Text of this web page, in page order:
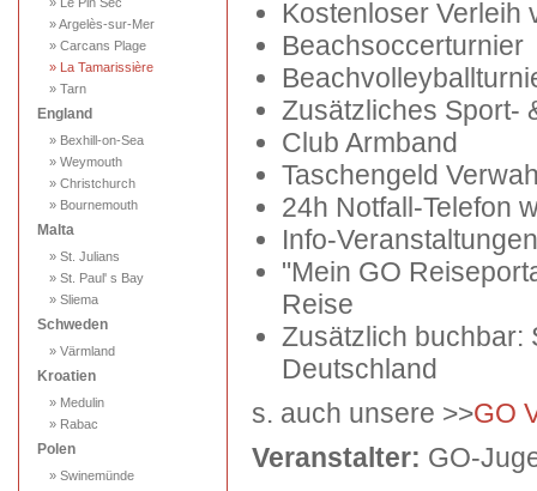
» Argelès-sur-Mer
» Carcans Plage
» La Tamarissière
» Tarn
England
» Bexhill-on-Sea
» Weymouth
» Christchurch
» Bournemouth
Malta
» St. Julians
» St. Paul' s Bay
» Sliema
Schweden
» Värmland
Kroatien
» Medulin
» Rabac
Polen
» Swinemünde
Kostenloser Verleih
Beachsoccerturnier
Zusätzliches Sport-
Club Armband
Taschengeld
24h Notfall-Telefon
Info-
"Mein GO
Reise
Zusätzlich buchbar:
Deutschland
s. auch unsere >>GO
Veranstalter: GO-